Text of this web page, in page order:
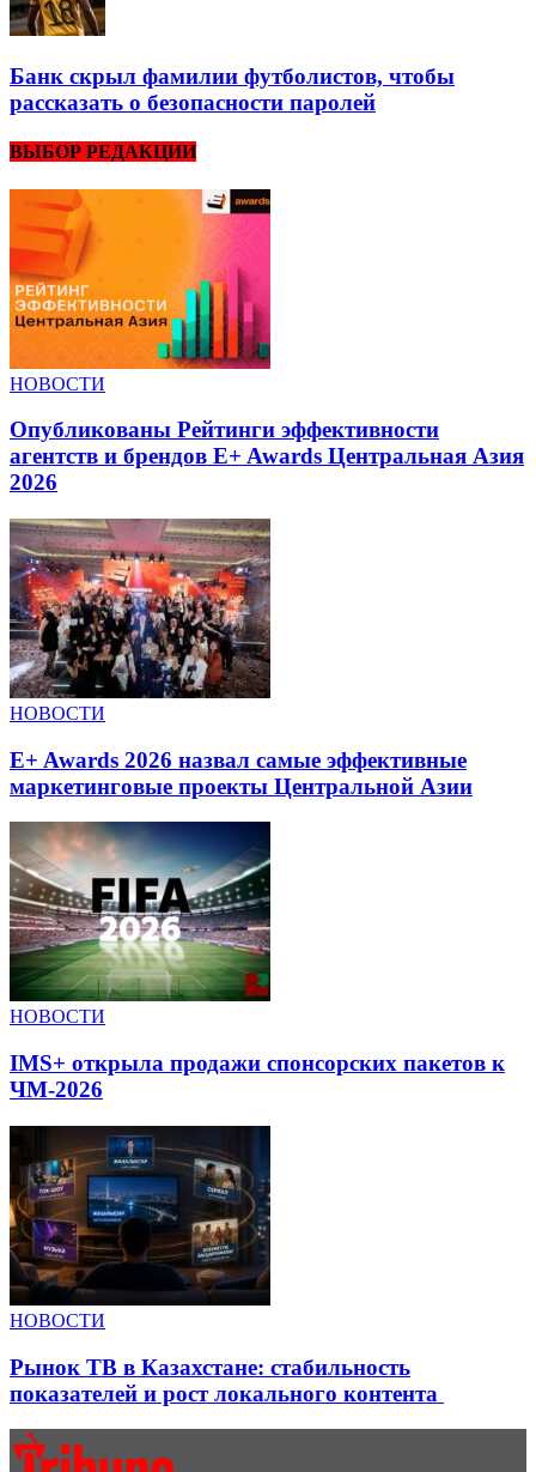
Банк скрыл фамилии футболистов, чтобы
рассказать о безопасности паролей
ВЫБОР РЕДАКЦИИ
НОВОСТИ
Опубликованы Рейтинги эффективности
агентств и брендов E+ Awards Центральная Азия
2026
НОВОСТИ
E+ Awards 2026 назвал самые эффективные
маркетинговые проекты Центральной Азии
НОВОСТИ
IMS+ открыла продажи спонсорских пакетов к
ЧМ-2026
НОВОСТИ
Рынок ТВ в Казахстане: стабильность
показателей и рост локального контента